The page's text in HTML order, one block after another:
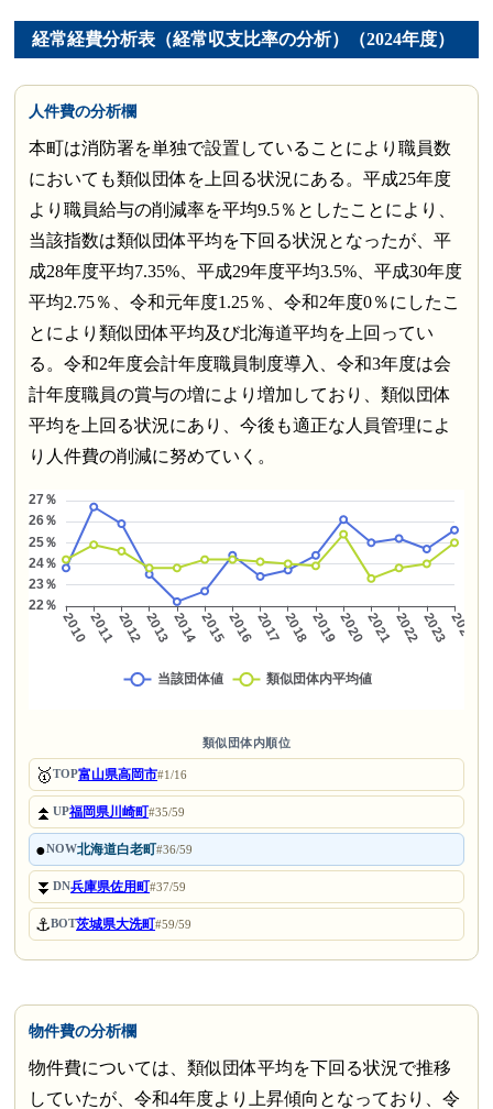
経常経費分析表（経常収支比率の分析）（2024年度）
人件費の分析欄
本町は消防署を単独で設置していることにより職員数
においても類似団体を上回る状況にある。平成25年度
より職員給与の削減率を平均9.5％としたことにより、
当該指数は類似団体平均を下回る状況となったが、平
成28年度平均7.35%、平成29年度平均3.5%、平成30年度
平均2.75％、令和元年度1.25％、令和2年度0％にしたこ
とにより類似団体平均及び北海道平均を上回ってい
る。令和2年度会計年度職員制度導入、令和3年度は会
計年度職員の賞与の増により増加しており、類似団体
平均を上回る状況にあり、今後も適正な人員管理によ
り人件費の削減に努めていく。
類似団体内順位
🥇TOP富山県高岡市#1/16
⏫UP福岡県川崎町#35/59
●NOW北海道白老町#36/59
⏬DN兵庫県佐用町#37/59
⚓BOT茨城県大洗町#59/59
物件費の分析欄
物件費については、類似団体平均を下回る状況で推移
していたが、令和4年度より上昇傾向となっており、令